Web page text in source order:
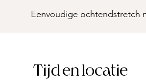
Eenvoudige ochtendstretch
Tijd en locatie